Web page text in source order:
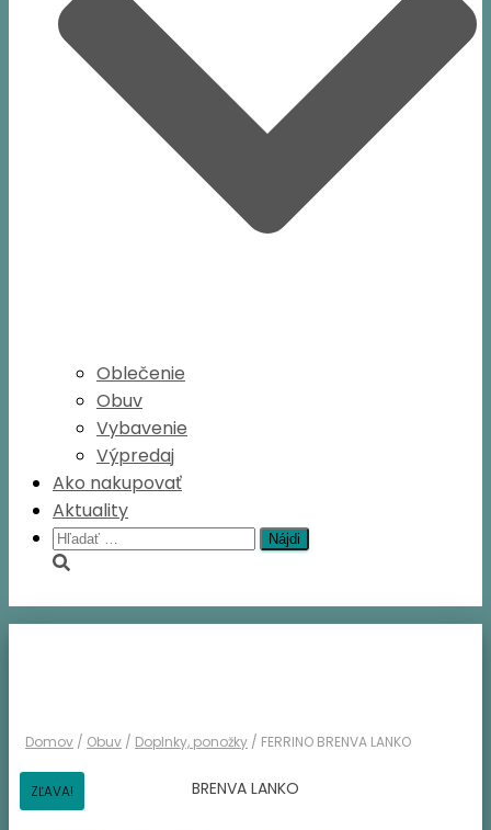
Oblečenie
Obuv
Vybavenie
Výpredaj
Ako nakupovať
Aktuality
Hľadať:
Domov / Obuv / Doplnky, ponožky / FERRINO BRENVA LANKO
ZĽAVA!